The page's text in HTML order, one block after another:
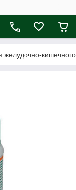
желудочно-